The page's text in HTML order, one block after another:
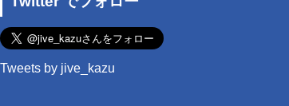
Tweets by jive_kazu